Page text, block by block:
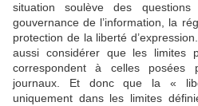
situation soulève des questions
gouvernance de l’information, la
protection de la liberté
aussi considérer que les limites
correspondent à celles
journaux. Et donc que la «
uniquement dans les limites